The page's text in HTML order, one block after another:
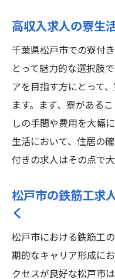
高収入求人の寮生
千葉県松戸市での寮付
とって魅力的な選択肢
アを目指す方にとって
ます。まず、寮がある
しの手間や費用を大幅
生活において、住居の
付きの求人はその点で
松戸市の鉄筋工求
く
松戸市における鉄筋工
期的なキャリア形成に
クセスが良好な松戸市